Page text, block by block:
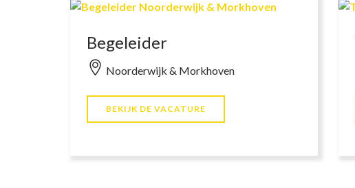
Begeleider
Noorderwijk & Morkhoven
BEKIJK DE VACATURE